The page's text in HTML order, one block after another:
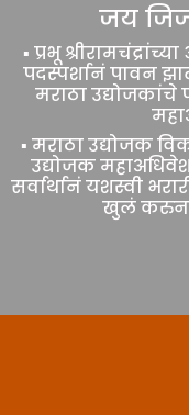
जय
▪️ प्रभू
पदस्पर्शानं पावन
मराठा उद्योजकांचे
▪️ मराठा उद्योजक
उद्योजक
सर्वार्थानं यशस्वी
खुलं करुन